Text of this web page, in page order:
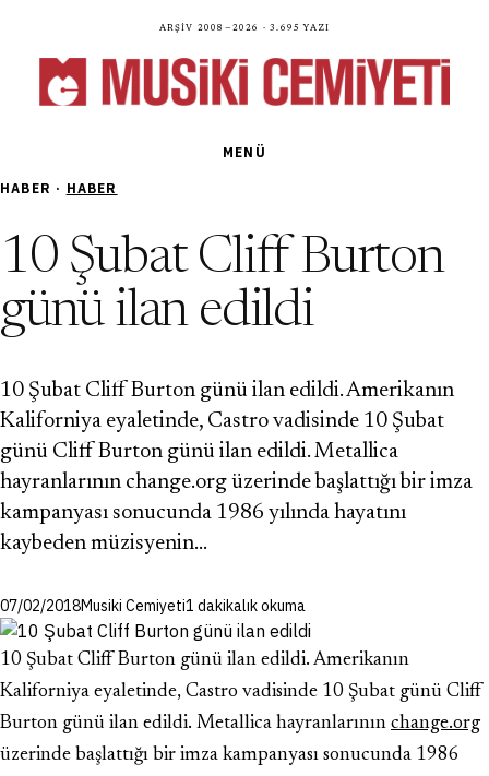
Arşiv 2008—2026 · 3.695 yazı
MENÜ
HABER · HABER
10 Şubat Cliff Burton
günü ilan edildi
10 Şubat Cliff Burton günü ilan edildi. Amerikanın
Kaliforniya eyaletinde, Castro vadisinde 10 Şubat
günü Cliff Burton günü ilan edildi. Metallica
hayranlarının change.org üzerinde başlattığı bir imza
kampanyası sonucunda 1986 yılında hayatını
kaybeden müzisyenin…
07/02/2018Musiki Cemiyeti1 dakikalık okuma
10 Şubat Cliff Burton günü ilan edildi. Amerikanın
Kaliforniya eyaletinde, Castro vadisinde 10 Şubat günü Cliff
Burton günü ilan edildi. Metallica hayranlarının change.org
üzerinde başlattığı bir imza kampanyası sonucunda 1986